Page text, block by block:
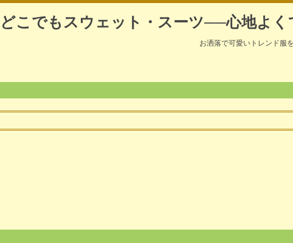
どこでもスウェット・スーツ──心地よく
お洒落で可愛いトレンド服